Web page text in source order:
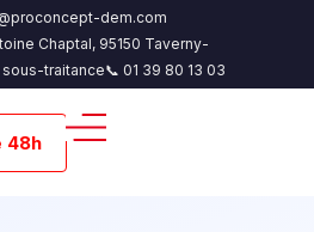
dem.com
Chaptal, 95150 Taverny-
sous-traitance📞 01 39 80 13 03
48h